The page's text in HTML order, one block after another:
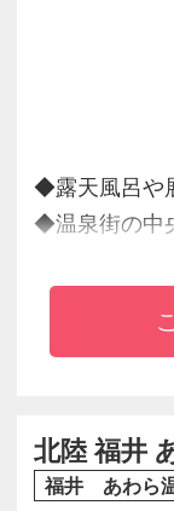
◆露天風呂や
◆温泉街の中
や、観光に
◆「姉妹館（
北陸 福井
福井 あわら